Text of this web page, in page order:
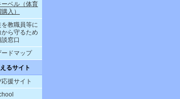
ベル（体育
入）
を教職員等に
ら守るため
窓口
ドマップ
るサイト
援サイト